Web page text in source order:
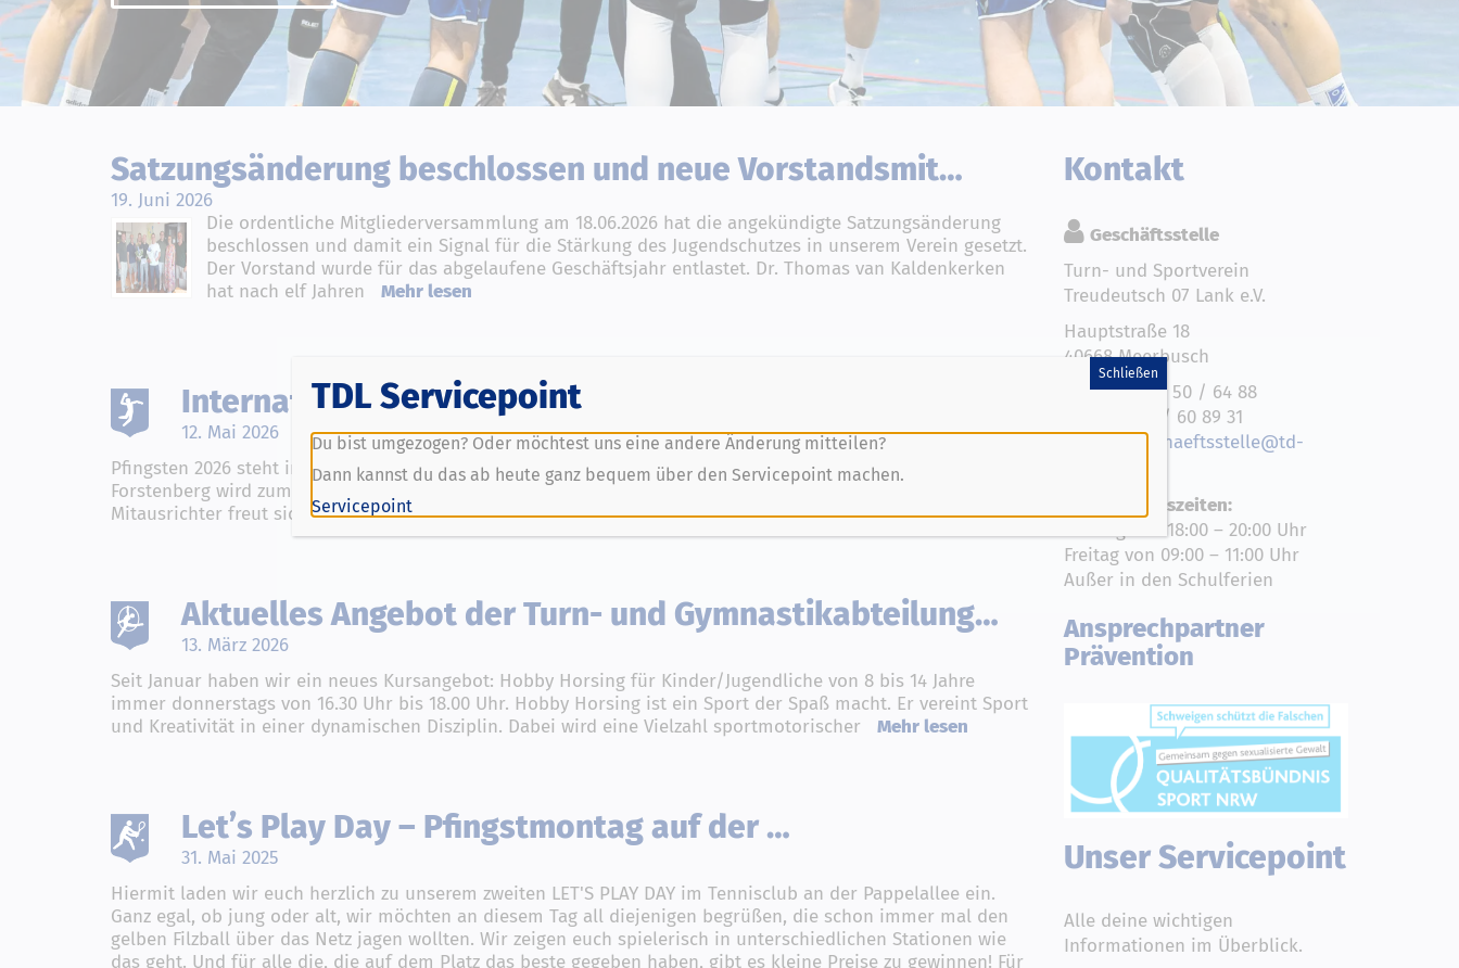
Satzungsänderung beschlossen und neue Vorstandsmit…
19. Juni 2026
Die ordentliche Mitgliederversammlung am 18.06.2026 hat die angekündigte Satzungsänderung
beschlossen und damit ein Signal für die Stärkung des Jugendschutzes in unserem Verein gesetzt.
Der Vorstand wurde für das abgelaufene Geschäftsjahr entlastet. Dr. Thomas van Kaldenkerken
hat nach elf Jahren
Mehr lesen
Internationaler Jugendhandball im Forstenberg – TD…
12. Mai 2026
Pfingsten 2026 steht in Meerbusch-Lank erneut ganz im Zeichen des internationalen Jugendhandballs: Der
Forstenberg wird zum dritten Mal in Folge Austragungsort des internationalen QuirinusCup. Als stolzer
Mitausrichter freut sich TuS Treudeutsch 07 Lank e.V. darauf, zahlreiche Teams aus Deutschland Mehr lesen
Aktuelles Angebot der Turn- und Gymnastikabteilung…
13. März 2026
Seit Januar haben wir ein neues Kursangebot: Hobby Horsing für Kinder/Jugendliche von 8 bis 14 Jahre
immer donnerstags von 16.30 Uhr bis 18.00 Uhr. Hobby Horsing ist ein Sport der Spaß macht. Er vereint Sport
und Kreativität in einer dynamischen Disziplin. Dabei wird eine Vielzahl sportmotorischer
Mehr lesen
Let’s Play Day – Pfingstmontag auf der …
31. Mai 2025
Hiermit laden wir euch herzlich zu unserem zweiten LET'S PLAY DAY im Tennisclub an der Pappelallee ein.
Ganz egal, ob jung oder alt, wir möchten an diesem Tag all diejenigen begrüßen, die schon immer mal den
gelben Filzball über das Netz jagen wollten. Wir zeigen euch spielerisch in unterschiedlichen Stationen wie
das geht. Und für alle die, die auf dem Platz das beste gegeben haben, gibt es kleine Preise zu gewinnen! Für
Kontakt
Geschäftsstelle
Turn- und Sportverein
Treudeutsch 07 Lank e.V.
Hauptstraße 18
40668 Meerbusch
Telefon: 0 21 50 / 64 88
Fax: 0 21 50 / 60 89 31
geschaeftsstelle@td-
Geschäftszeiten:
Montag von 18:00 – 20:00 Uhr
Freitag von 09:00 – 11:00 Uhr
Außer in den Schulferien
Ansprechpartner
Prävention
Unser Servicepoint
Alle deine wichtigen
Informationen im Überblick.
TDL Servicepoint
Du bist umgezogen? Oder möchtest uns eine andere Änderung mitteilen?
Dann kannst du das ab heute ganz bequem über den Servicepoint machen.
Servicepoint
Schließen